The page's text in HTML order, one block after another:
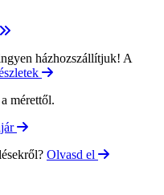
házhozszállítjuk! A
mérettől.
Olvasd el